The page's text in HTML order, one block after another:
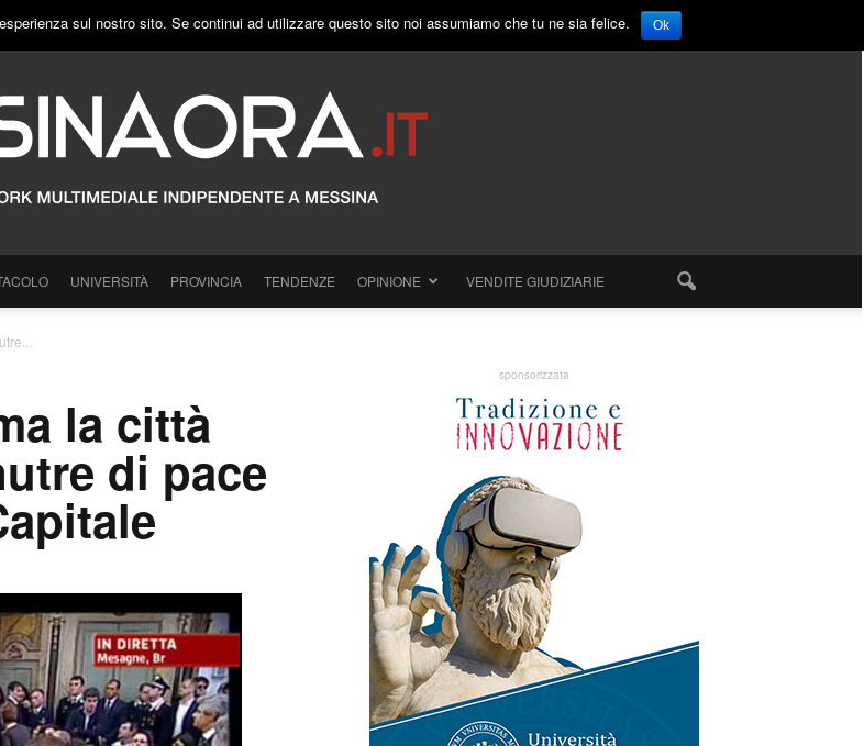
UNIVERSITÀ PROVINCIA TENDENZE OPINIONE VENDITE GIUDIZIARIE
la città
di pace
sponsorizzata
sul nostro sito. Se continui ad utilizzare questo sito noi assumiamo che tu ne sia felice. Ok